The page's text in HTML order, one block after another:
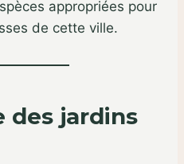
appropriées pour
de cette ville.
des jardins